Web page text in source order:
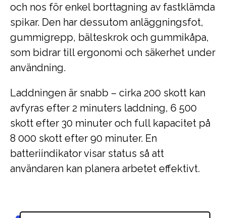
och nos för enkel borttagning av fastklämda
spikar. Den har dessutom anläggningsfot,
gummigrepp, bälteskrok och gummikåpa,
som bidrar till ergonomi och säkerhet under
användning.
Laddningen är snabb – cirka 200 skott kan
avfyras efter 2 minuters laddning, 6 500
skott efter 30 minuter och full kapacitet på
8 000 skott efter 90 minuter. En
batteriindikator visar status så att
användaren kan planera arbetet effektivt.